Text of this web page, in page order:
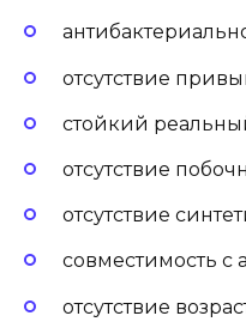
отсутствие
стойкий
отсутствие
отсутствие
совместимость с
отсутствие